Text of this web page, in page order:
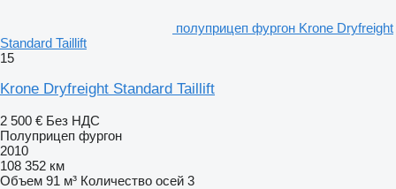
полуприцеп фургон Krone Dryfreight
Standard Taillift
15
Krone Dryfreight Standard Taillift
2 500 € Без НДС
Полуприцеп фургон
2010
108 352 км
Объем 91 м³ Количество осей 3